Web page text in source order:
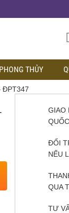
THỦY
ĐPT347
GIAO
QUỐC
ĐỔI
NẾU
QUA
TƯ